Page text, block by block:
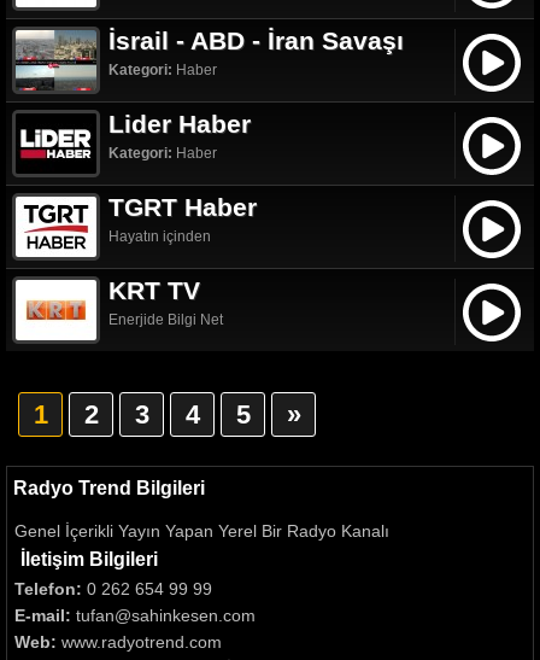
İsrail - ABD - İran Savaşı
Kategori: Haber
Lider Haber
Kategori: Haber
TGRT Haber
Hayatın içinden
KRT TV
Enerjide Bilgi Net
1 2 3 4 5 »
Radyo Trend Bilgileri
Genel İçerikli Yayın Yapan Yerel Bir Radyo Kanalı
İletişim Bilgileri
Telefon: 0 262 654 99 99
E-mail: tufan@sahinkesen.com
Web: www.radyotrend.com